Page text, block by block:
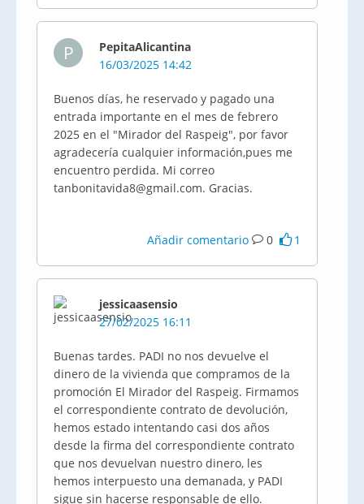
P
PepitaAlicantina
16/03/2025 14:42
Buenos días, he reservado y pagado una
entrada importante en el mes de febrero
2025 en el "Mirador del Raspeig", por favor
agradecería cualquier información,pues me
encuentro perdida. Mi correo
tanbonitavida8@gmail.com. Gracias.
Añadir comentario 0 1
jessicaasensio
27/02/2025 16:11
Buenas tardes. PADI no nos devuelve el
dinero de la vivienda que compramos de la
promoción El Mirador del Raspeig. Firmamos
el correspondiente contrato de devolución,
hemos estado intentando casi dos años
desde la firma del correspondiente contrato
que nos devuelvan nuestro dinero, les
hemos interpuesto una demanada, y PADI
sigue sin hacerse responsable de ello.